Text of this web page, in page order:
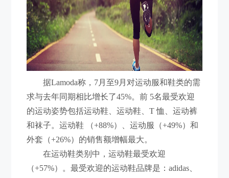
据Lamoda称，7月至9月对运动服和鞋类的需
求与去年同期相比增长了45%。前 5名最受欢迎
的运动姿势包括运动鞋、运动鞋、T 恤、运动裤
和袜子。运动鞋 （+88%）、运动服（+49%）和
外套（+26%）的销售额增幅最大。
在运动鞋类别中，运动鞋最受欢迎
（+57%）。最受欢迎的运动鞋品牌是：adidas、